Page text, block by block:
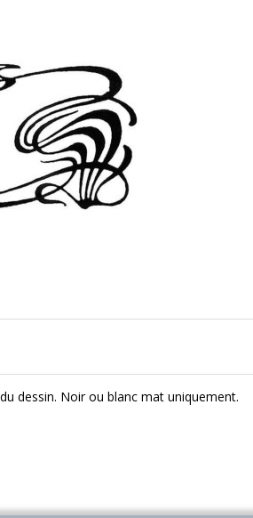
dessin. Noir ou blanc mat uniquement.